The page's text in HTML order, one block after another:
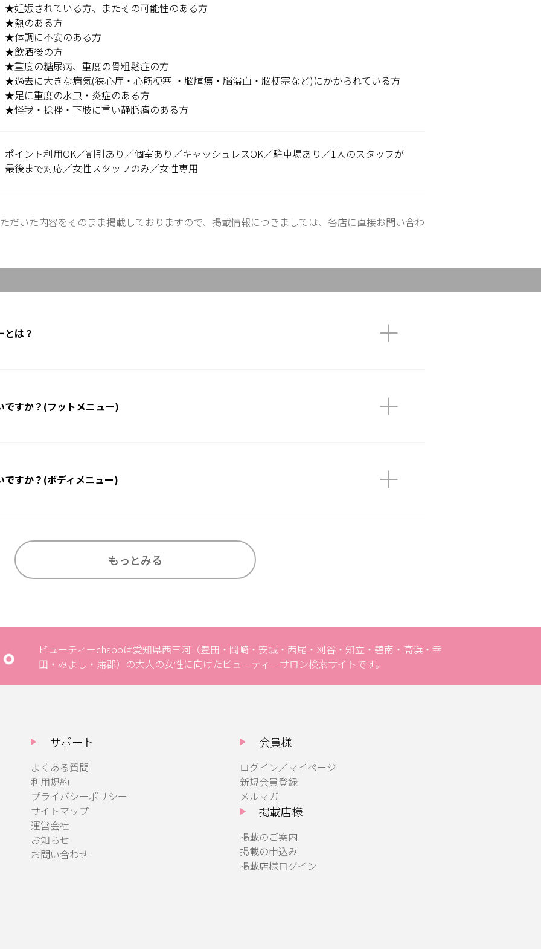
★妊娠されている方、またその可能性のある方
★熱のある方
★体調に不安のある方
★飲酒後の方
★重度の糖尿病、重度の骨粗鬆症の方
★過去に大きな病気(狭心症・心筋梗塞 ・脳腫瘍・脳溢血・脳梗塞など)にかかられている方
★足に重度の水虫・炎症のある方
★怪我・捻挫・下肢に重い静脈瘤のある方
ポイント利用OK／割引あり／個室あり／キャッシュレスOK／駐車場あり／1人のスタッフが
最後まで対応／女性スタッフのみ／女性専用
いた内容をそのまま掲載しておりますので、掲載情報につきましては、各店に直接お問い合わ
は？
ですか？(フットメニュー)
すか？(ボディメニュー)
もっとみる
ビューティーchaooは愛知県西三河（豊田・岡崎・安城・西尾・刈谷・知立・碧南・高浜・幸
田・みよし・蒲郡）の大人の女性に向けたビューティーサロン検索サイトです。
サポート
よくある質問
利用規約
プライバシーポリシー
サイトマップ
運営会社
お知らせ
お問い合わせ
会員様
ログイン／マイページ
新規会員登録
メルマガ
掲載店様
掲載のご案内
掲載の申込み
掲載店様ログイン